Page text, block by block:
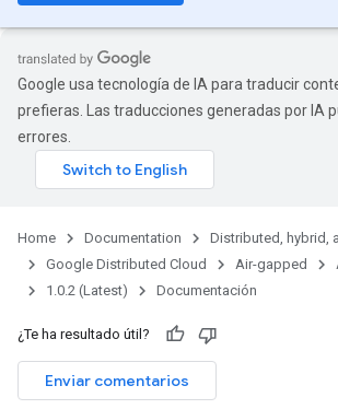
Google usa tecnología de IA para traducir
prefieras. Las traducciones generadas por IA
errores.
Home Documentation
Distributed, hybrid,
Google Distributed Cloud
Air-gapped
1.0.2 (Latest)
Documentación
¿Te ha resultado útil?
Enviar comentarios